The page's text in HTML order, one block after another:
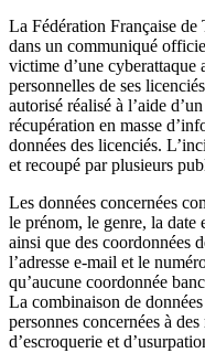
La Fédération Française
dans un communiqué
victime d’une cyberattaque
personnelles de ses
autorisé réalisé à l’aide
récupération en masse
données des licenciés.
et recoupé par plusieurs
Les données concernées
le prénom, le genre, la date
ainsi que des coordonnées
l’adresse e-mail et le
qu’aucune coordonnée
La combinaison de
personnes concernées à
d’escroquerie et